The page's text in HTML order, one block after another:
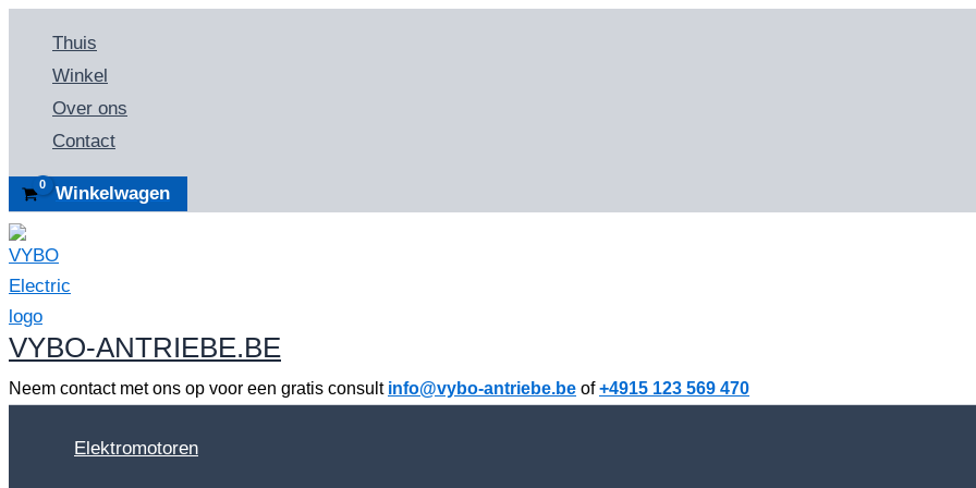
inhoud
Thuis
Winkel
Over ons
Contact
Winkelwagen
VYBO-ANTRIEBE.BE
Neem contact met ons op voor een gratis consult info@vybo-antriebe.be of+4915 123 569 470
Elektromotoren